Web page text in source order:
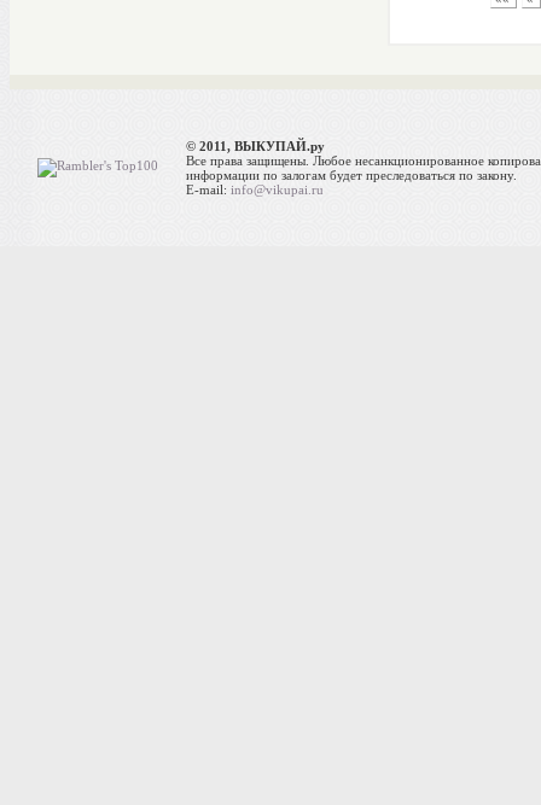
© 2011, ВЫКУПАЙ.ру
Все права защищены. Любое несанкционированное
информации по залогам будет преследоваться по закону.
E-mail:info@vikupai.ru